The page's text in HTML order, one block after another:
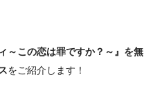
～この恋は罪ですか？～』を無
をご紹介します！